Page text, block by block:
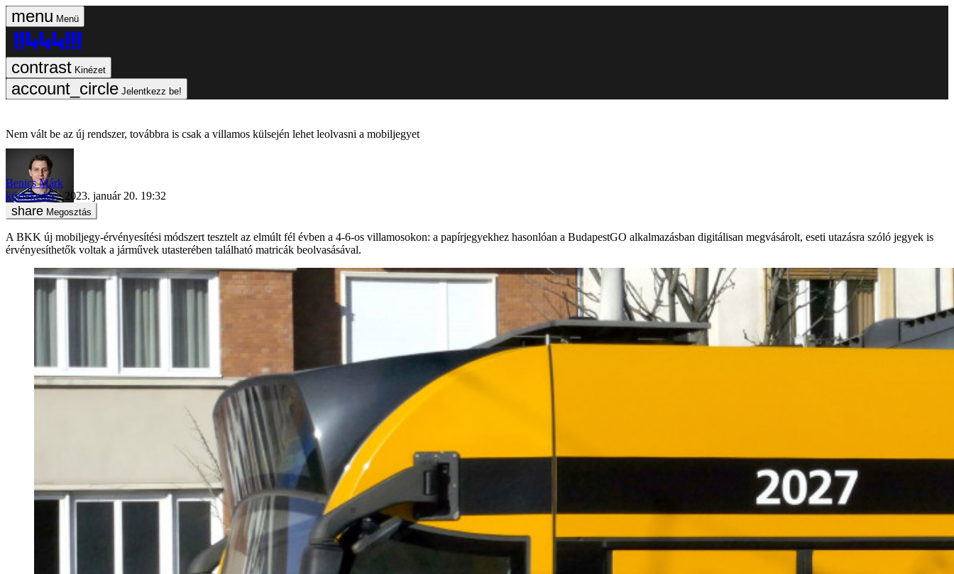
Menü
Kinézet
Jelentkezz be!
Nem vált be az új rendszer, továbbra is csak a villamos külsején lehet leolvasni a mobiljegyet
Benics Márk
közlekedés
2023. január 20. 19:32
Megosztás
A BKK új mobiljegy-érvényesítési módszert tesztelt az elmúlt fél évben a 4-6-os villamosokon: a papírjegyekhez hasonlóan a BudapestGO alkalmazásban digitálisan megvásárolt, eseti utazásra szóló jegyek is
érvényesíthetők voltak a járművek utasterében található matricák beolvasásával.